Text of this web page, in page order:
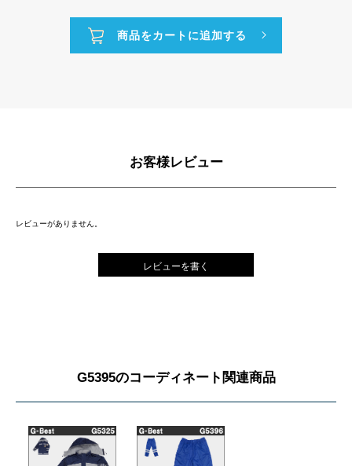
お客様レビュー
レビューがありません。
レビューを書く
G5395のコーディネート関連商品